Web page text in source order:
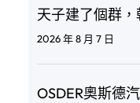
天子建了個群，
2026 年 8 月 7 日
OSDER奧斯德